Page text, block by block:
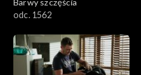
odc. 1562